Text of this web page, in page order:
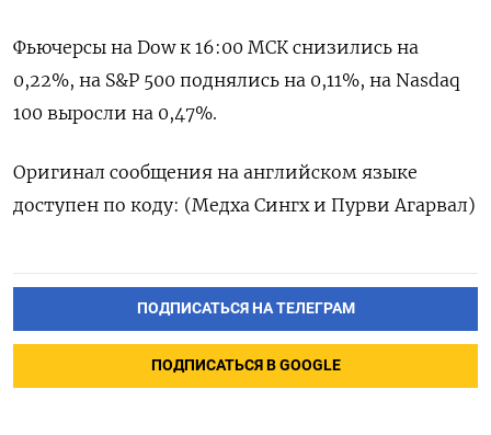
Фьючерсы на Dow к 16:00 МСК снизились на
0,22%, на S&P 500 поднялись на 0,11%, на Nasdaq
100 выросли на 0,47%.
Оригинал сообщения на английском языке
доступен по коду: (Медха Сингх и Пурви Агарвал)
ПОДПИСАТЬСЯ НА ТЕЛЕГРАМ
ПОДПИСАТЬСЯ В GOOGLE